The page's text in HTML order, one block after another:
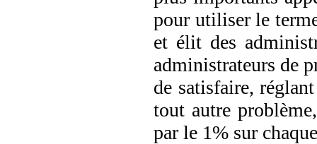
pour utiliser le
et élit des
administrateurs de
de satisfaire,
tout autre
par le 1% sur